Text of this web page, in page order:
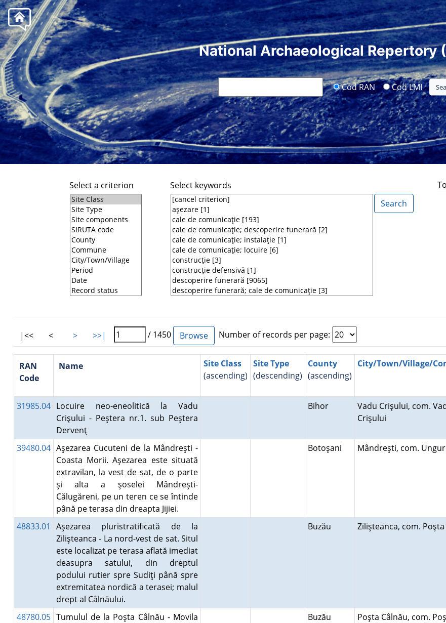
National Archaeological Repertory
Cod RAN Cod LMI
Select a criterion Select keywords
|<< < > >>| / 1450 Number of records per page:
RAN
Code
Name
Site Class
(ascending)
Site Type
(descending)
County
(ascending)
City/Town/Village/
31985.04 Locuire neo-eneolitică la Vadu
Crişului - Peştera nr.1. sub Peştera
Dervenţ
Bihor
Vadu Crişului, com.
Crişului
39480.04 Aşezarea Cucuteni de la Mândreşti -
Coasta Morii. Aşezarea este situată
extravilan, la vest de sat, de o parte
şi alta a şoselei Mândreşti-
Călugăreni, pe un teren ce se întinde
până pe terasa din dreapta Jijiei.
Botoşani Mândreşti, com.
48833.01
Aşezarea pluristratificată de la
Zilişteanca - La nord-vest de sat. Situl
este localizat pe terasa aflată imediat
deasupra satului, din dreptul
podului rutier spre Sudiţi până spre
extremitatea nordică a terasei; malul
drept al Câlnăului.
Buzău Zilişteanca, com.
48780.05 Tumulul de la Poşta Câlnău - Movila
Buzău
Poşta Câlnău, com.